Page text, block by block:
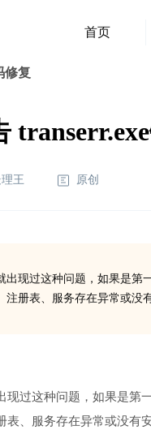
首页
修复
王 原创
现过这种问题，如果是第
册表、服务存在异常或没
过这种问题，如果是
表、服务存在异常或没有